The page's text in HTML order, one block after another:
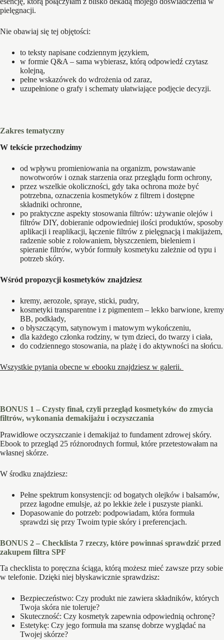
pielęgnacji.
Nie obawiaj się tej objętości:
to teksty napisane codziennym językiem,
w formie Q&A – sama wybierasz, którą odpowiedź czytasz
kolejną,
pełne wskazówek do wdrożenia od zaraz,
uzupełnione o grafy i schematy ułatwiające podjęcie decyzji.
Zakres tematyczny
W tekście przechodzimy
od wpływu promieniowania na organizm, powstawanie
nowotworów i oznak starzenia oraz przeglądu form ochrony,
przez wszelkie okoliczności, gdy taka ochrona może być
potrzebna, oznaczenia kosmetyków z filtrem i dostępne
składniki ochronne,
po praktyczne aspekty stosowania filtrów: używanie olejów i
filtrów DIY, dobieranie odpowiedniej ilości produktów, sposoby
aplikacji i reaplikacji, łączenie filtrów z pielęgnacją i makijażem,
radzenie sobie z rolowaniem, błyszczeniem, bieleniem i
spieranie filtrów, wybór formuły kosmetyku zależnie od typu i
potrzeb skóry.
Wśród propozycji kosmetyków znajdziesz
kremy, aerozole, spraye, sticki, pudry,
kosmetyki transparentne i z pigmentem – lekko barwione, kremy
BB, podkłady,
o błyszczącym, satynowym i matowym wykończeniu,
dla każdego członka rodziny, w tym dzieci, do twarzy i ciała,
do codziennego stosowania, na plażę i do aktywności na słońcu.
Wszystkie pytania obecne w ebooku znajdziesz w galerii.
BONUS 1 – Czysty finał, czyli przegląd kosmetyków do zmycia
filtrów, wykonania demakijażu i oczyszczania
Prawidłowe oczyszczanie i demakijaż to fundament zdrowej skóry.
Ebook to przegląd 25 różnorodnych formuł, które przetestowałam na
własnej skórze.
W środku znajdziesz:
Pełne spektrum konsystencji: od bogatych olejków i balsamów,
przez łagodne emulsje, aż po lekkie żele i puszyste pianki.
Dopasowanie do potrzeb: podpowiadam, która formuła
sprawdzi się przy Twoim typie skóry i preferencjach.
BONUS 2 – Checklista 7 rzeczy, które powinnaś sprawdzić przed
zakupem filtra SPF
Ta checklista to poręczna ściąga, którą możesz mieć zawsze przy sobie
w telefonie. Dzięki niej błyskawicznie sprawdzisz:
Bezpieczeństwo: Czy produkt nie zawiera składników, których
Twoja skóra nie toleruje?
Skuteczność: Czy kosmetyk zapewnia odpowiednią ochronę?
Estetykę: Czy jego formuła ma szansę dobrze wyglądać na
Twojej skórze?